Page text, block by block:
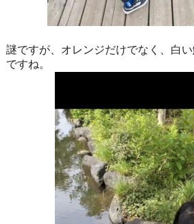
謎ですが、オレンジだけでなく、白
ですね。